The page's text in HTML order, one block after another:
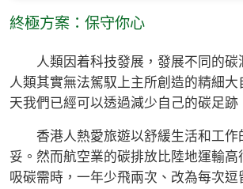
終極方案：保守你心
人類因着科技發展，發展不同的碳
人類其實無法駕馭上主所創造的精細大
天我們已經可以透過減少自己的碳足跡
香港人熱愛旅遊以舒緩生活和工作
妥。然而航空業的碳排放比陸地運輸高
吸碳需時，一年少飛兩次、改為每次逗